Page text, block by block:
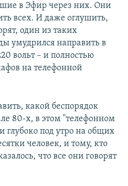
в Эфир через них. Они
всех. И даже оглушить,
один из таких
умудрился направить в
вольт – и полностью
на телефонной
какой беспорядок
80-х, в этом "телефонном
под утро на общих
человек, и тому, кто
что все они говорят